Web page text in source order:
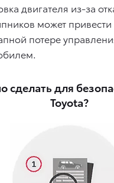
двигателя из-за
может привести
потере
сделать для
Toyota?